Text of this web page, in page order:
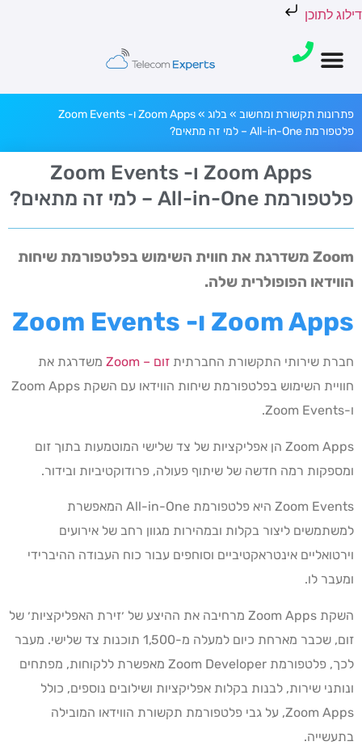
דילוג לתוכן
פתרונות תקשורת ומחשוב »בלוג »
Zoom Apps ו- Zoom Events
פלטפורמת All-in-One – למי זה מתאים?
Zoom Apps ו- Zoom Events
פלטפורמת All-in-One – למי זה מתאים?
Zoom משדרגת את חווית השימוש בפלטפורמת שיחות
הווידאו הפופולרית שלה.
Zoom Apps ו- Zoom Events
חברת שירותי התקשורת החברתית זום – Zoom
משדרגת את
חוויית השימוש בפלטפורמת שיחות הווידאו עם השקת Zoom Apps
ו-Zoom Events.
Zoom Apps הן אפליקציות של צד שלישי המוטמעות בתוך זום
ומספקות רמה חדשה של שיתוף פעולה, פרודוקטיביות ובידור.
Zoom Events היא פלטפורמת All-in-One המאפשרת
למשתמשים ליצור בקלות ובמהירות מגוון רחב של אירועים
וירטואליים אינטראקטיביים וסוחפים עבור כוח העבודה ההיברידי
ומעבר לו.
השקת Zoom Apps מרחיבה את ההיצע של ׳זירת האפליקציות׳ של
זום, שכבר מארחת כיום למעלה מ-1,500 תוכנות צד שלישי. מעבר
לכך, פלטפורמת Zoom Developer מאפשרת ללקוחות, מפתחים
ונותני שירות, לבנות בקלות אפליקציות ושילובים נוספים, כולל
Zoom Apps, על גבי פלטפורמת תקשורת הווידאו המובילה
בתעשייה.